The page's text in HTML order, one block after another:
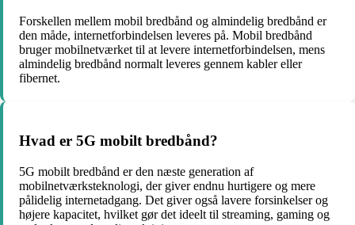
Forskellen mellem mobil bredbånd og almindelig bredbånd er
den måde, internetforbindelsen leveres på. Mobil bredbånd
bruger mobilnetværket til at levere internetforbindelsen, mens
almindelig bredbånd normalt leveres gennem kabler eller
fibernet.
Hvad er 5G mobilt bredbånd?
5G mobilt bredbånd er den næste generation af
mobilnetværksteknologi, der giver endnu hurtigere og mere
pålidelig internetadgang. Det giver også lavere forsinkelser og
højere kapacitet, hvilket gør det ideelt til streaming, gaming og